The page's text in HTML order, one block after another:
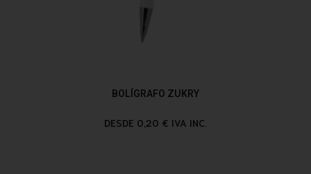
BOLÍGRAFO ZUKRY
DESDE 0,20 € IVA INC.